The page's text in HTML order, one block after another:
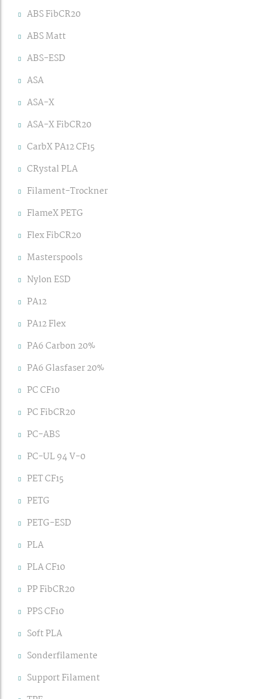
ABS FibCR20
ABS Matt
ABS-ESD
ASA
ASA-X
ASA-X FibCR20
CarbX PA12 CF15
CRystal PLA
Filament-Trockner
FlameX PETG
Flex FibCR20
Masterspools
Nylon ESD
PA12
PA12 Flex
PA6 Carbon 20%
PA6 Glasfaser 20%
PC CF10
PC FibCR20
PC-ABS
PC-UL 94 V-0
PET CF15
PETG
PETG-ESD
PLA
PLA CF10
PP FibCR20
PPS CF10
Soft PLA
Sonderfilamente
Support Filament